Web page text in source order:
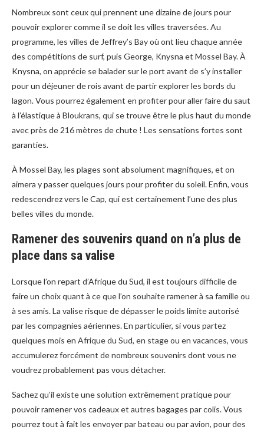
Nombreux sont ceux qui prennent une dizaine de jours pour
pouvoir explorer comme il se doit les villes traversées. Au
programme, les villes de Jeffrey’s Bay où ont lieu chaque année
des compétitions de surf, puis George, Knysna et Mossel Bay. À
Knysna, on apprécie se balader sur le port avant de s’y installer
pour un déjeuner de rois avant de partir explorer les bords du
lagon. Vous pourrez également en profiter pour aller faire du saut
à l’élastique à Bloukrans, qui se trouve être le plus haut du monde
avec près de 216 mètres de chute ! Les sensations fortes sont
garanties.
À Mossel Bay, les plages sont absolument magnifiques, et on
aimera y passer quelques jours pour profiter du soleil. Enfin, vous
redescendrez vers le Cap, qui est certainement l’une des plus
belles villes du monde.
Ramener des souvenirs quand on n’a plus de
place dans sa valise
Lorsque l’on repart d’Afrique du Sud, il est toujours difficile de
faire un choix quant à ce que l’on souhaite ramener à sa famille ou
à ses amis. La valise risque de dépasser le poids limite autorisé
par les compagnies aériennes. En particulier, si vous partez
quelques mois en Afrique du Sud, en stage ou en vacances, vous
accumulerez forcément de nombreux souvenirs dont vous ne
voudrez probablement pas vous détacher.
Sachez qu’il existe une solution extrêmement pratique pour
pouvoir ramener vos cadeaux et autres bagages par colis. Vous
pourrez tout à fait les envoyer par bateau ou par avion, pour des